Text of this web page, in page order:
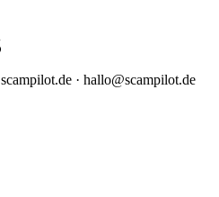
scampilot.de · hallo@scampilot.de